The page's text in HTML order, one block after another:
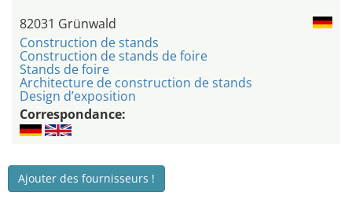
82031 Grünwald
Construction de stands
Construction de stands de foire
Stands de foire
Architecture de construction de stands
Design d’exposition
Correspondance:
Ajouter des fournisseurs !